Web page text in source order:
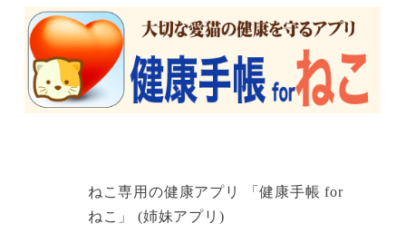
ねこ専用の健康アプリ 「健康手帳 for
ねこ」 (姉妹アプリ)